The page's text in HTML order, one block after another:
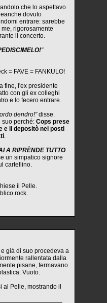
che lo aspettavo
dovuto
entrare: sarebbe
rigorosamente
il concerto.
"
= FAVE = FANKULO!
fine, l'ex presidente
con gli ex colleghi
e lo fecero entrare.
dendro!"disse.
suo perché: Cops prese
e li depositò nei posti
A RIPRÈNDE TUTTO
un simpatico signore
cartellino.
il Pelle.
rock.
già di suo procedeva a
rallentata dalla
pisane, fermavano
Vuoto.
al Pelle, mostrando il